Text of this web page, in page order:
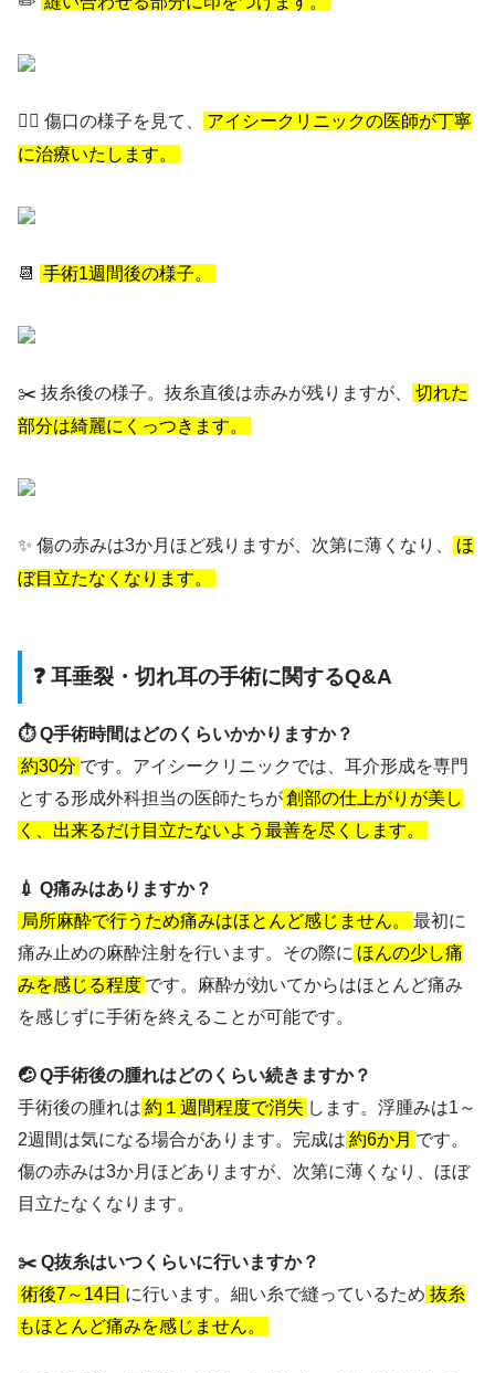
👨‍⚕️ 傷口の様子を見て、
アイシークリニックの医師が丁寧
に治療いたします。
📆 手術1週間後の様子。
✂️ 抜糸後の様子。抜糸直後は赤みが残りますが、
切れた
部分は綺麗にくっつきます。
✨ 傷の赤みは3か月ほど残りますが、次第に薄くなり、
ほ
ぼ目立たなくなります。
❓ 耳垂裂・切れ耳の手術に関するQ&A
⏱️ Q手術時間はどのくらいかかりますか？
約30分 です。アイシークリニックでは、耳介形成を専門
とする形成外科担当の医師たちが創部の仕上がりが美し
く、出来るだけ目立たないよう最善を尽くします。
💉 Q痛みはありますか？
局所麻酔で行うため痛みはほとんど感じません。
最初に
痛み止めの麻酔注射を行います。その際に ほんの少し痛
みを感じる程度 です。麻酔が効いてからはほとんど痛み
を感じずに手術を終えることが可能です。
🤕 Q手術後の腫れはどのくらい続きますか？
手術後の腫れは 約１週間程度で消失 します。浮腫みは1～
2週間は気になる場合があります。完成は 約6か月 です。
傷の赤みは3か月ほどありますが、次第に薄くなり、ほぼ
目立たなくなります。
✂️ Q抜糸はいつくらいに行いますか？
術後7～14日 に行います。細い糸で縫っているため 抜糸
もほとんど痛みを感じません。